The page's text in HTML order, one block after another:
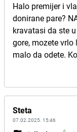
Halo premijer i
donirane pare?
kravatasi da ste
gore, mozete
malo da odete.
Steta
07.02.2025. 15:46